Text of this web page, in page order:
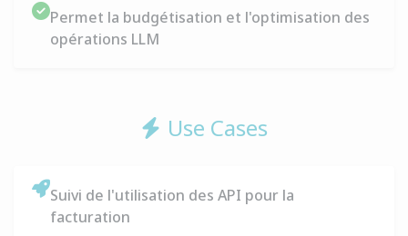
Permet la budgétisation et l'optimisation des
opérations LLM
Use Cases
Suivi de l'utilisation des API pour la
facturation